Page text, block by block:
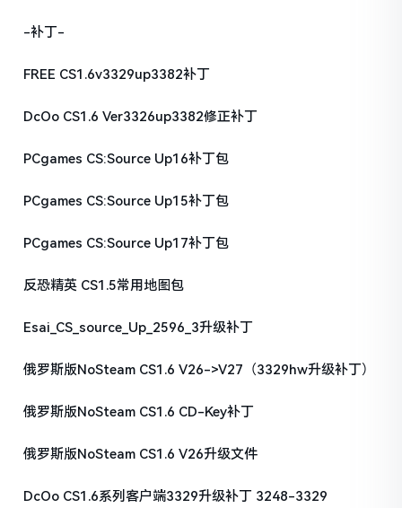
-补丁-
FREE CS1.6v3329up3382补丁
DcOo CS1.6 Ver3326up3382修正补丁
PCgames CS:Source Up16补丁包
PCgames CS:Source Up15补丁包
PCgames CS:Source Up17补丁包
反恐精英 CS1.5常用地图包
Esai_CS_source_Up_2596_3升级补丁
俄罗斯版NoSteam CS1.6 V26->V27（3329hw升级补丁）
俄罗斯版NoSteam CS1.6 CD-Key补丁
俄罗斯版NoSteam CS1.6 V26升级文件
DcOo CS1.6系列客户端3329升级补丁 3248-3329